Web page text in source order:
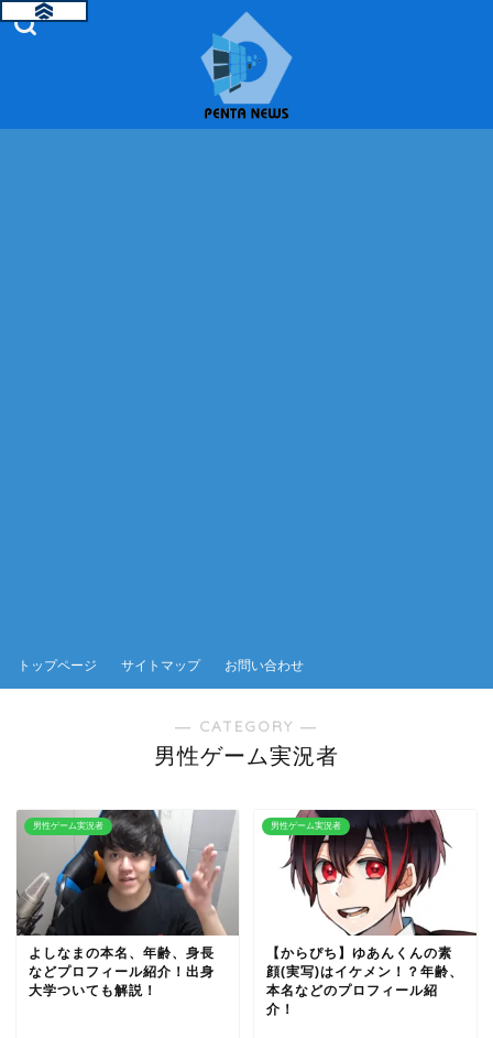
トップページ サイトマップ お問い合わせ
― CATEGORY ―
男性ゲーム実況者
男性ゲーム実況者
よしなまの本名、年齢、身長
などプロフィール紹介！出身
大学ついても解説！
男性ゲーム実況者
【からぴち】ゆあんくんの素
顔(実写)はイケメン！？年齢、
本名などのプロフィール紹
介！